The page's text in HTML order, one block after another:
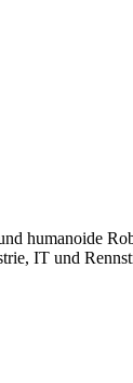
humanoide
IT und